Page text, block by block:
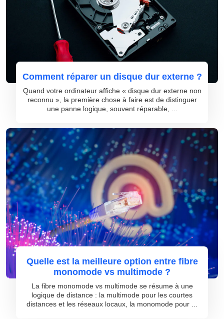
Comment réparer un disque dur externe ?
Quand votre ordinateur affiche « disque dur externe non
reconnu », la première chose à faire est de distinguer
une panne logique, souvent réparable, ...
Quelle est la meilleure option entre fibre
monomode vs multimode ?
La fibre monomode vs multimode se résume à une
logique de distance : la multimode pour les courtes
distances et les réseaux locaux, la monomode pour ...